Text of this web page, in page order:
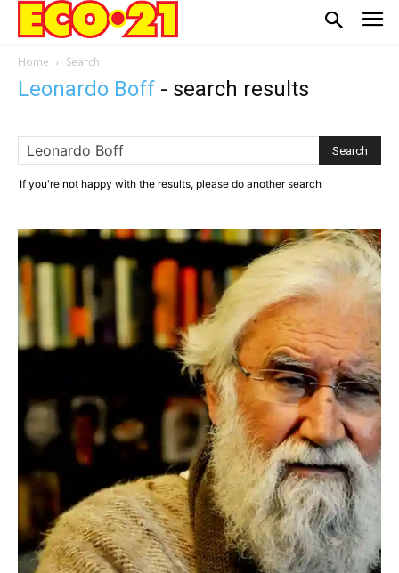
Home Search
Leonardo Boff - search results
If you're not happy with the results, please do another search